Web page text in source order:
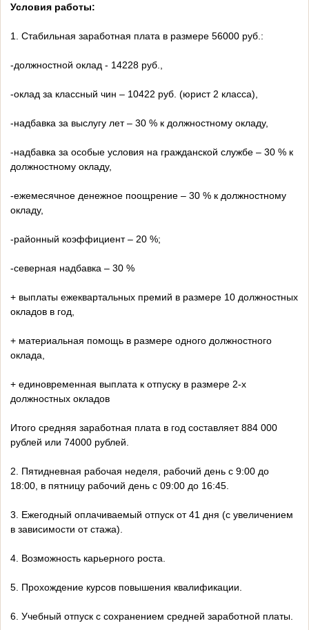
Условия работы:
1. Стабильная заработная плата в размере 56000 руб.:
-должностной оклад - 14228 руб.,
-оклад за классный чин – 10422 руб. (юрист 2 класса),
-надбавка за выслугу лет – 30 % к должностному окладу,
-надбавка за особые условия на гражданской службе – 30 % к
должностному окладу,
-ежемесячное денежное поощрение – 30 % к должностному
окладу,
-районный коэффициент – 20 %;
-северная надбавка – 30 %
+ выплаты ежеквартальных премий в размере 10 должностных
окладов в год,
+ материальная помощь в размере одного должностного
оклада,
+ единовременная выплата к отпуску в размере 2-х
должностных окладов
Итого средняя заработная плата в год составляет 884 000
рублей или 74000 рублей.
2. Пятидневная рабочая неделя, рабочий день с 9:00 до
18:00, в пятницу рабочий день с 09:00 до 16:45.
3. Ежегодный оплачиваемый отпуск от 41 дня (с увеличением
в зависимости от стажа).
4. Возможность карьерного роста.
5. Прохождение курсов повышения квалификации.
6. Учебный отпуск с сохранением средней заработной платы.